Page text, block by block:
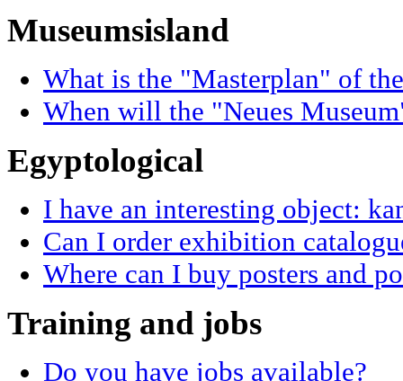
Museumsisland
What is the "Masterplan" of
When will the "Neues
Egyptological
I have an interesting object:
Can I order exhibition
Where can I buy posters and
Training and jobs
Do you have jobs available?